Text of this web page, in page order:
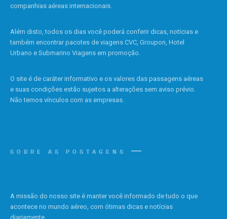
companhias aéreas internacionais.
Além disto, todos os dias você poderá conferir dicas, notícias e
também encontrar pacotes de viagens CVC, Groupon, Hotel
Urbano e Submarino Viagens em promoção.
O site é de caráter informativo e os valores das passagens aéreas
e suas condições estão sujeitos a alterações sem aviso prévio.
Não temos vínculos com as empresas.
SOBRE AS POSTAGENS
A missão do nosso site é manter você informado de tudo o que
acontece no mundo aéreo, com ótimas dicas e notícias
diariamente.